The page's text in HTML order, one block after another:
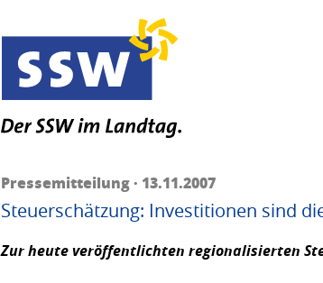
Pressemitteilung · 13.11.2007
Steuerschätzung: Investitionen sind
Zur heute veröffentlichten regionalisierten